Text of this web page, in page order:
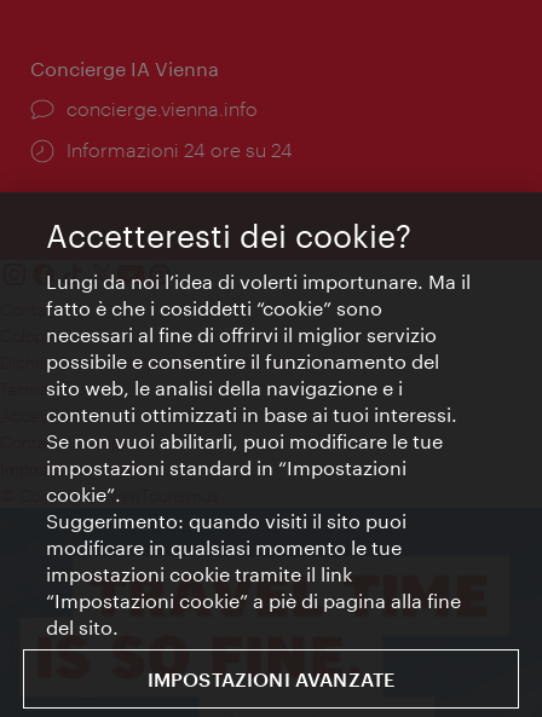
Concierge IA Vienna
Ort:
concierge.vienna.info
Öffnungszeiten:
Informazioni 24 ore su 24
Contatti
Colophon
Dichiarazione sulla protezione dei dati
Terms of Use
Accessibilità
Contatto stampa
Impostazioni cookie
© Copyright WienTourismus
Accetteresti dei cookie?
Lungi da noi l’idea di volerti importunare. Ma il
fatto è che i cosiddetti “cookie” sono
necessari al fine di offrirvi il miglior servizio
possibile e consentire il funzionamento del
sito web, le analisi della navigazione e i
contenuti ottimizzati in base ai tuoi interessi.
Se non vuoi abilitarli, puoi modificare le tue
impostazioni standard in “Impostazioni
cookie”.
Suggerimento: quando visiti il sito puoi
modificare in qualsiasi momento le tue
impostazioni cookie tramite il link
“Impostazioni cookie” a piè di pagina alla fine
del sito.
IMPOSTAZIONI AVANZATE